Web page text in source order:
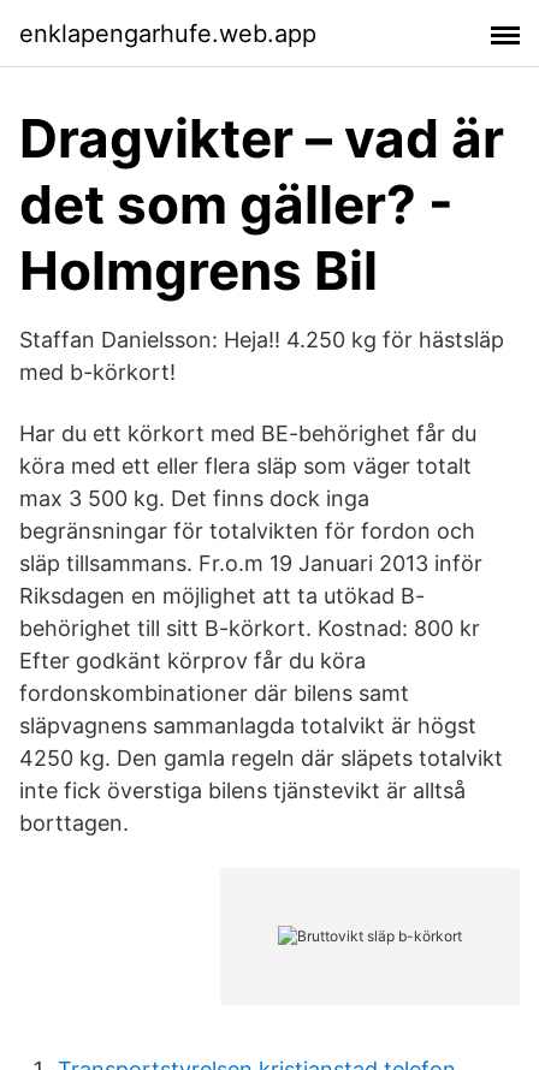
enklapengarhufe.web.app
Dragvikter – vad är
det som gäller? -
Holmgrens Bil
Staffan Danielsson: Heja!! 4.250 kg för hästsläp
med b-körkort!
Har du ett körkort med BE-behörighet får du
köra med ett eller flera släp som väger totalt
max 3 500 kg. Det finns dock inga
begränsningar för totalvikten för fordon och
släp tillsammans. Fr.o.m 19 Januari 2013 inför
Riksdagen en möjlighet att ta utökad B-
behörighet till sitt B-körkort. Kostnad: 800 kr
Efter godkänt körprov får du köra
fordonskombinationer där bilens samt
släpvagnens sammanlagda totalvikt är högst
4250 kg. Den gamla regeln där släpets totalvikt
inte fick överstiga bilens tjänstevikt är alltså
borttagen.